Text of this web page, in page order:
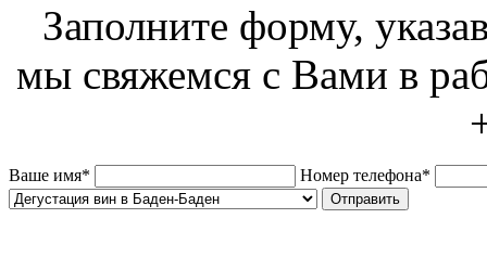
Заполните форму,
мы свяжемся с Вами в
Ваше имя* Номер телефона*